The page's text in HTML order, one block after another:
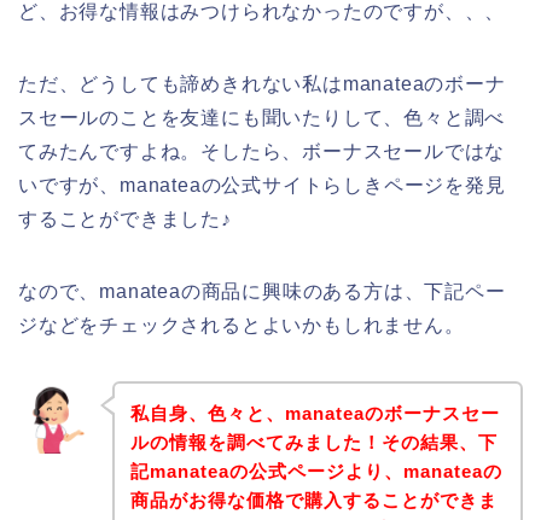
ど、お得な情報はみつけられなかったのですが、、、
ただ、どうしても諦めきれない私はmanateaのボーナ
スセールのことを友達にも聞いたりして、色々と調べ
てみたんですよね。そしたら、ボーナスセールではな
いですが、manateaの公式サイトらしきページを発見
することができました♪
なので、manateaの商品に興味のある方は、下記ペー
ジなどをチェックされるとよいかもしれません。
私自身、色々と、manateaのボーナスセー
ルの情報を調べてみました！その結果、下
記manateaの公式ページより、manateaの
商品がお得な価格で購入することができま